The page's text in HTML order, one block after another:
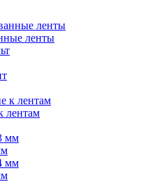
ленты
лентам